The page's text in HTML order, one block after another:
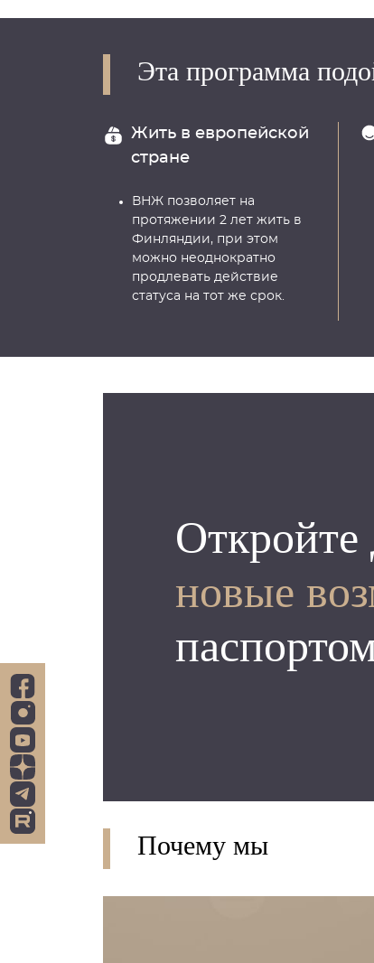
Эта программа
Жить в европейской
стране
ВНЖ позволяет на
протяжении 2 лет жить в
Финляндии, при этом
можно неоднократно
продлевать действие
статуса на тот же срок.
Откройте
новые
Почему мы